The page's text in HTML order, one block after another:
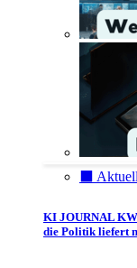
⬛️
KI JOURNAL
die Politik liefert